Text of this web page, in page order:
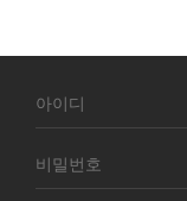
원
그